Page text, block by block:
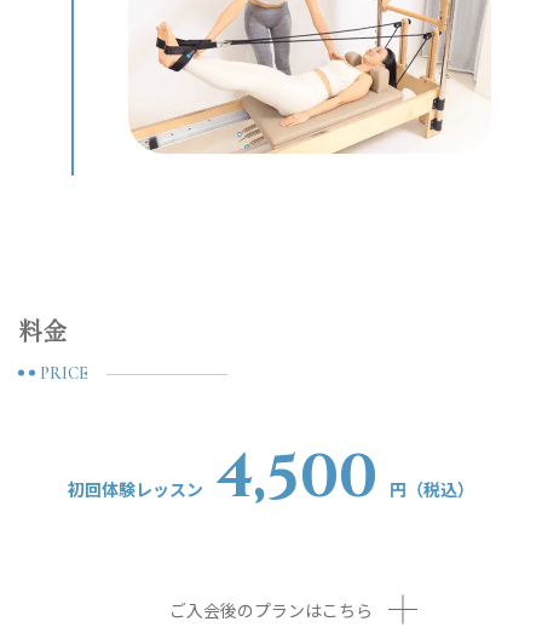
料金
PRICE
初回体験レッスン 4,500 円（税込）
ご入会後のプランはこちら